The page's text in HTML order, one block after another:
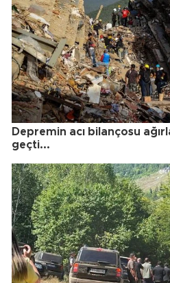
Depremin acı bilançosu
geçti...